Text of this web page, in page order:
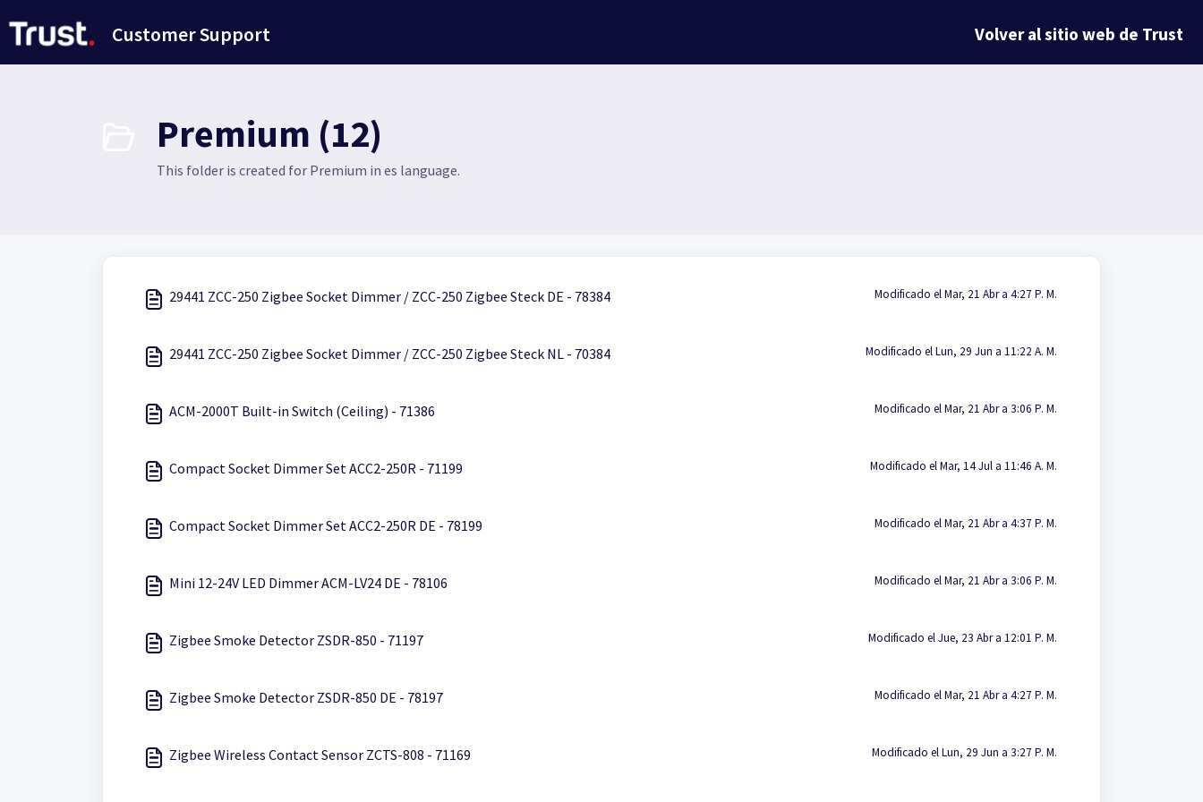
Customer Support Volver al sitio web de Trust
Premium (12)
This folder is created for Premium in es language.
29441 ZCC-250 Zigbee Socket Dimmer / ZCC-250 Zigbee Steck DE - 78384 Modificado el Mar, 21 Abr a 4:27 P. M.
29441 ZCC-250 Zigbee Socket Dimmer / ZCC-250 Zigbee Steck NL - 70384 Modificado el Lun, 29 Jun a 11:22 A. M.
ACM-2000T Built-in Switch (Ceiling) - 71386 Modificado el Mar, 21 Abr a 3:06 P. M.
Compact Socket Dimmer Set ACC2-250R - 71199 Modificado el Mar, 14 Jul a 11:46 A. M.
Compact Socket Dimmer Set ACC2-250R DE - 78199 Modificado el Mar, 21 Abr a 4:37 P. M.
Mini 12-24V LED Dimmer ACM-LV24 DE - 78106 Modificado el Mar, 21 Abr a 3:06 P. M.
Zigbee Smoke Detector ZSDR-850 - 71197 Modificado el Jue, 23 Abr a 12:01 P. M.
Zigbee Smoke Detector ZSDR-850 DE - 78197 Modificado el Mar, 21 Abr a 4:27 P. M.
Zigbee Wireless Contact Sensor ZCTS-808 - 71169 Modificado el Lun, 29 Jun a 3:27 P. M.